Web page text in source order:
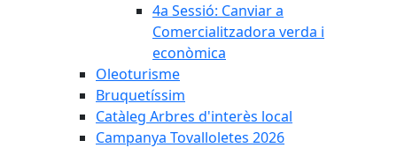
4a Sessió: Canviar a
Comercialitzadora verda i
econòmica
Oleoturisme
Bruquetíssim
Catàleg Arbres d'interès local
Campanya Tovalloletes 2026